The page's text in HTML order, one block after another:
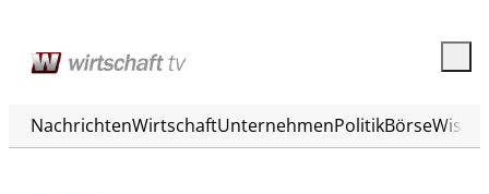
NachrichtenWirtschaftUnternehmenPolitikBörse